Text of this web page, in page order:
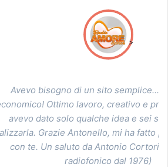
di un sito semplice...intuitivo ed
lavoro, creativo e professionale. Ti
qualche idea e sei stato bravo a
mi ha fatto piacere lavorare
da Antonio Cortorillo (vecchio
dal 1976)
>